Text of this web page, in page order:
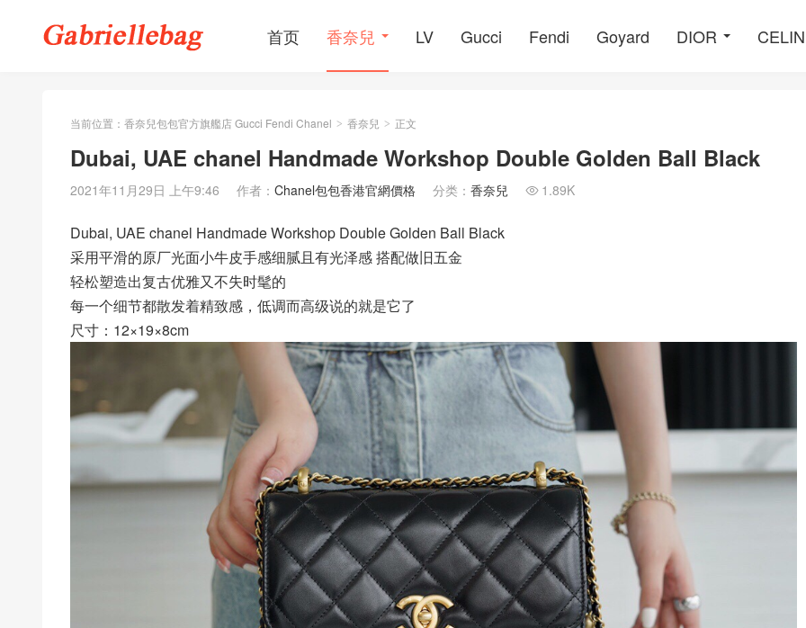
首页 香奈兒 LV Gucci Fendi Goyard DIOR
当前位置： 香奈兒包包官方旗艦店 Gucci Fendi Chanel > 香奈兒 > 正文
Dubai, UAE chanel Handmade Workshop Double Golden Ball Black
2021年11月29日 上午9:46 作者： Chanel包包香港官網價格 分类： 香奈兒  1.89K
Dubai, UAE chanel Handmade Workshop Double Golden Ball Black
采用平滑的原厂光面小牛皮手感细腻且有光泽感 搭配做旧五金
轻松塑造出复古优雅又不失时髦的
每一个细节都散发着精致感，低调而高级说的就是它了
尺寸：12×19×8cm